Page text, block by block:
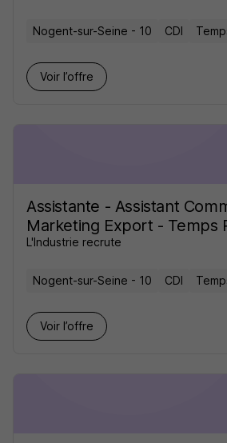
Nogent-sur-Seine - 10 CDI
Voir l’offre
Assistante - Assistant
Marketing Export - Temps
L'Industrie recrute
Nogent-sur-Seine - 10 CDI
Voir l’offre